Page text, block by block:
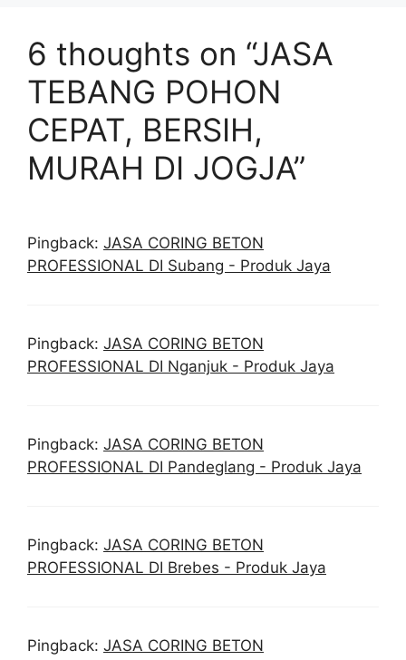
6 thoughts on “JASA
TEBANG POHON
CEPAT, BERSIH,
MURAH DI JOGJA”
Pingback: JASA CORING BETON
PROFESSIONAL DI Subang - Produk Jaya
Pingback: JASA CORING BETON
PROFESSIONAL DI Nganjuk - Produk Jaya
Pingback: JASA CORING BETON
PROFESSIONAL DI Pandeglang - Produk Jaya
Pingback: JASA CORING BETON
PROFESSIONAL DI Brebes - Produk Jaya
Pingback: JASA CORING BETON